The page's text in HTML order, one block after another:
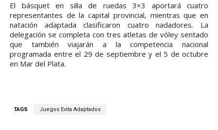
El básquet en silla de ruedas 3×3 aportará cuatro
representantes de la capital provincial, mientras que en
natación adaptada clasificaron cuatro nadadores. La
delegación se completa con tres atletas de vóley sentado
que también viajarán a la competencia nacional
programada entre el 29 de septiembre y el 5 de octubre
en Mar del Plata.
TAGS Juegos Evita Adaptados